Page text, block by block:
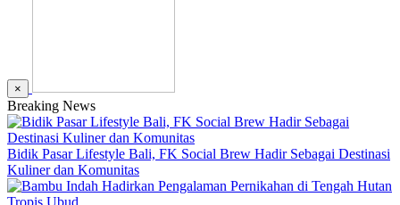
×
Breaking News
Bidik Pasar Lifestyle Bali, FK Social Brew Hadir Sebagai Destinasi
Kuliner dan Komunitas